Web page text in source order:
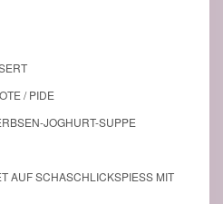
/ PIDE
JOGHURT-SUPPE
SCHASCHLICKSPIESS MIT R